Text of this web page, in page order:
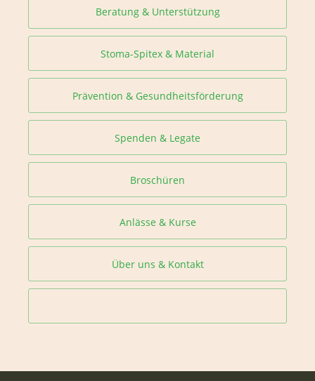
Beratung & Unterstützung
Stoma-Spitex & Material
Prävention & Gesundheitsförderung
Spenden & Legate
Broschüren
Anlässe & Kurse
Über uns & Kontakt